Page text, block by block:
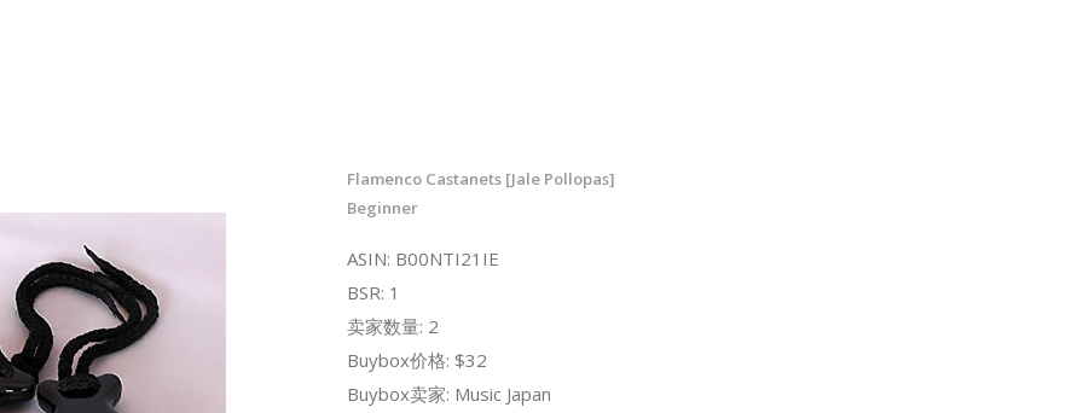
Flamenco Castanets [Jale Pollopas]
Beginner
ASIN: B00NTI21IE
BSR: 1
卖家数量: 2
Buybox价格: $32
Buybox卖家: Music Japan